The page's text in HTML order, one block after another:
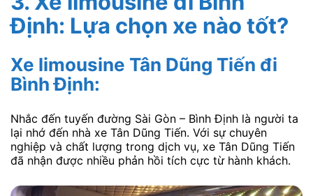
Định: Lựa chọn xe nào tốt?
Xe limousine Tân Dũng Tiến đi
Bình Định:
Nhắc đến tuyến đường Sài Gòn – Bình Định là người ta
lại nhớ đến nhà xe Tân Dũng Tiến. Với sự chuyên
nghiệp và chất lượng trong dịch vụ, xe Tân Dũng Tiến
đã nhận được nhiều phản hồi tích cực từ hành khách.